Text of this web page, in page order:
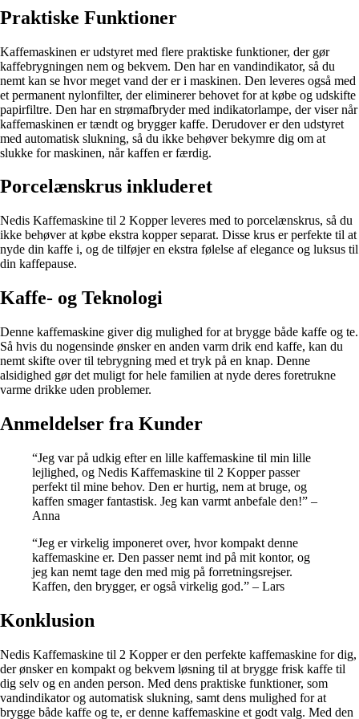
Praktiske Funktioner
Kaffemaskinen er udstyret med flere praktiske funktioner, der gør
kaffebrygningen nem og bekvem. Den har en vandindikator, så du
nemt kan se hvor meget vand der er i maskinen. Den leveres også med
et permanent nylonfilter, der eliminerer behovet for at købe og udskifte
papirfiltre. Den har en strømafbryder med indikatorlampe, der viser når
kaffemaskinen er tændt og brygger kaffe. Derudover er den udstyret
med automatisk slukning, så du ikke behøver bekymre dig om at
slukke for maskinen, når kaffen er færdig.
Porcelænskrus inkluderet
Nedis Kaffemaskine til 2 Kopper leveres med to porcelænskrus, så du
ikke behøver at købe ekstra kopper separat. Disse krus er perfekte til at
nyde din kaffe i, og de tilføjer en ekstra følelse af elegance og luksus til
din kaffepause.
Kaffe- og Teknologi
Denne kaffemaskine giver dig mulighed for at brygge både kaffe og te.
Så hvis du nogensinde ønsker en anden varm drik end kaffe, kan du
nemt skifte over til tebrygning med et tryk på en knap. Denne
alsidighed gør det muligt for hele familien at nyde deres foretrukne
varme drikke uden problemer.
Anmeldelser fra Kunder
“Jeg var på udkig efter en lille kaffemaskine til min lille
lejlighed, og Nedis Kaffemaskine til 2 Kopper passer
perfekt til mine behov. Den er hurtig, nem at bruge, og
kaffen smager fantastisk. Jeg kan varmt anbefale den!” –
Anna
“Jeg er virkelig imponeret over, hvor kompakt denne
kaffemaskine er. Den passer nemt ind på mit kontor, og
jeg kan nemt tage den med mig på forretningsrejser.
Kaffen, den brygger, er også virkelig god.” – Lars
Konklusion
Nedis Kaffemaskine til 2 Kopper er den perfekte kaffemaskine for dig,
der ønsker en kompakt og bekvem løsning til at brygge frisk kaffe til
dig selv og en anden person. Med dens praktiske funktioner, som
vandindikator og automatisk slukning, samt dens mulighed for at
brygge både kaffe og te, er denne kaffemaskine et godt valg. Med den